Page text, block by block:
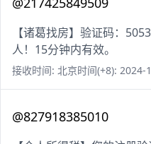
【诸葛找房】验证码：
人！15分钟内有效。
接收时间: 北京时间(+8): 2024-
@827918385010